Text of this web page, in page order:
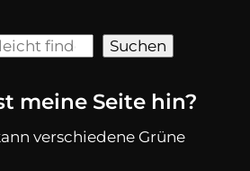
Suchen
meine Seite hin?
verschiedene Grüne